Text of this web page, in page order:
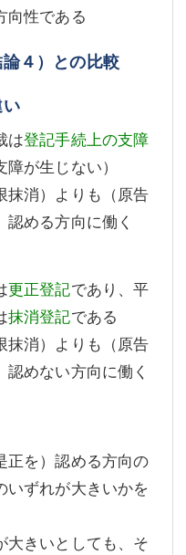
向性である
４）との比較
は登記手続上の支障
が生じない）
消）よりも（原告
める方向に働く
更正登記であり、平
抹消登記である
消）よりも（原告
めない方向に働く
正を）認める方向の
いずれが大きいかを
大きいとしても、そ